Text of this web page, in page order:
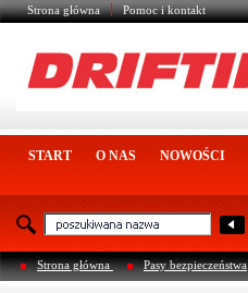
Strona główna Pomoc i kontakt
START O NAS NOWOŚCI
Strona główna
Pasy bezpieczeństwa